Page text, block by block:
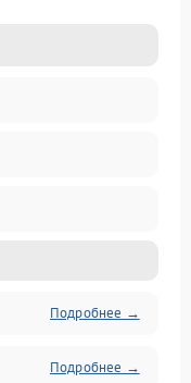
Подробнее →
Подробнее →